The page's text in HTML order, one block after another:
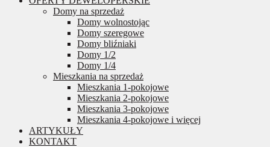
Domy na sprzedaż
Domy wolnostojąc
Domy szeregowe
Domy bliźniaki
Domy 1/2
Domy 1/4
Mieszkania na sprzedaż
Mieszkania 1-pokojowe
Mieszkania 2-pokojowe
Mieszkania 3-pokojowe
Mieszkania 4-pokojowe i więcej
ARTYKUŁY
KONTAKT